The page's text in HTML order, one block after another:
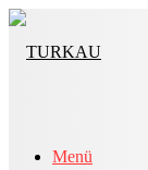
Menü